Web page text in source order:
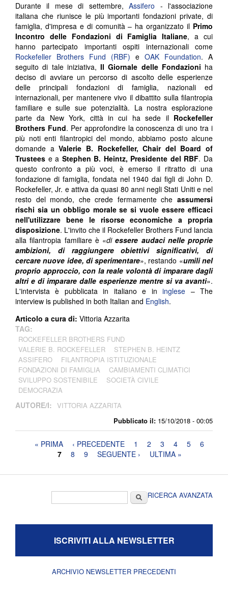
Pubblicato il: 15/10/2018 - 00:05
Durante il mese di settembre,Assifero - l'associazione
italiana che riunisce le più importanti fondazioni private, di
famiglia, d'impresa e di comunità – ha organizzato il Primo
Incontro delle Fondazioni di Famiglia Italiane, a cui
hanno partecipato importanti ospiti internazionali come
Rockefeller Brothers Fund (RBF) e OAK Foundation. A
seguito di tale iniziativa, Il Giornale delle Fondazioni ha
deciso di avviare un percorso di ascolto delle esperienze
delle principali fondazioni di famiglia, nazionali ed
internazionali, per mantenere vivo il dibattito sulla filantropia
familiare e sulle sue potenzialità. La nostra esplorazione
parte da New York, città in cui ha sede il Rockefeller
Brothers Fund. Per approfondire la conoscenza di uno tra i
più noti enti filantropici del mondo, abbiamo posto alcune
domande aValerie B. Rockefeller, Chair del Board of
Trustees e a Stephen B. Heintz, Presidente del RBF. Da
questo confronto a più voci, è emerso il ritratto di una
fondazione di famiglia, fondata nel 1940 dai figli di John D.
Rockefeller, Jr. e attiva da quasi 80 anni negli Stati Uniti e nel
resto del mondo, che crede fermamente che assumersi
rischi sia un obbligo morale se si vuole essere efficaci
nell'utilizzare bene le risorse economiche a propria
disposizione. L'invito che il Rockefeller Brothers Fund lancia
alla filantropia familiare è «diessere audaci nelle proprie
ambizioni, di raggiungere obiettivi significativi, di
cercare nuove idee, di sperimentare», restando «umili nel
proprio approccio, con la reale volontà di imparare dagli
altri e di imparare dalle esperienze mentre si va avanti».
L'intervista è pubblicata in italiano e ininglese – The
interview is published in both Italian and English.
Articolo a cura di: Vittoria Azzarita
TAG:
ROCKEFELLER BROTHERS FUND
VALERIE B. ROCKEFELLER
STEPHEN B. HEINTZ
ASSIFERO
FILANTROPIA ISTITUZIONALE
FONDAZIONI DI FAMIGLIA
CAMBIAMENTI CLIMATICI
SVILUPPO SOSTENIBILE
SOCIETÀ CIVILE
DEMOCRAZIA
AUTORE/I: VITTORIA AZZARITA
Pagine« PRIMA ‹ PRECEDENTE 1 2 3 4 5
6
7
8 9 SEGUENTE › ULTIMA »
CercaRICERCA AVANZATA
ISCRIVITI ALLA NEWSLETTER
ARCHIVIO NEWSLETTER PRECEDENTI